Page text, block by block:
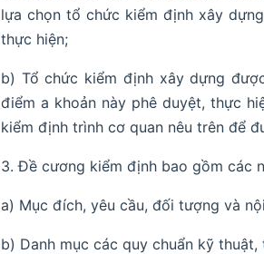
lựa chọn tổ chức kiểm định xây
thực hiện;
b) Tổ chức kiểm định xây dựng
điểm a khoản này phê duyệt, thực
kiểm định trình cơ quan nêu trên để
3. Đề cương kiểm định bao gồm các
a) Mục đích, yêu cầu, đối tượng và
b) Danh mục các quy chuẩn kỹ thuật,